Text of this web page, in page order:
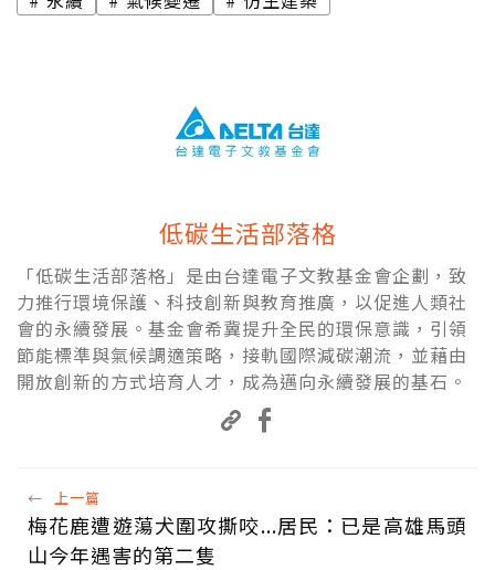
低碳生活部落格
「低碳生活部落格」是由台達電子文教基金會企劃，致
力推行環境保護、科技創新與教育推廣，以促進人類社
會的永續發展。基金會希冀提升全民的環保意識，引領
節能標準與氣候調適策略，接軌國際減碳潮流，並藉由
開放創新的方式培育人才，成為邁向永續發展的基石。
← 上一篇
梅花鹿遭遊蕩犬圍攻撕咬...居民：已是高雄馬頭
山今年遇害的第二隻